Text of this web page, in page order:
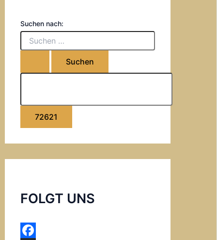
Suchen nach:
FOLGT UNS